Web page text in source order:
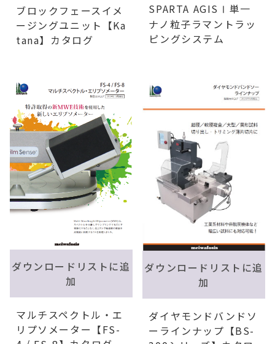
ブロックフェースイメ
ージングユニット【Ka
tana】カタログ
SPARTA AGISⅠ単一
ナノ粒子ラマントラッ
ピングシステム
ダウンロードリストに追
加
マルチスペクトル・エ
リプソメーター【FS-
ダウンロードリストに追
加
ダイヤモンドバンドソ
ーラインナップ【BS-